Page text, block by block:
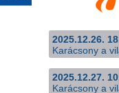
2025.12.26.
Karácsony a
2025.12.27.
Karácsony a